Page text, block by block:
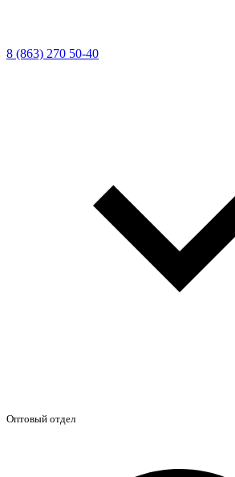
8 (863) 270 50-40
Оптовый отдел